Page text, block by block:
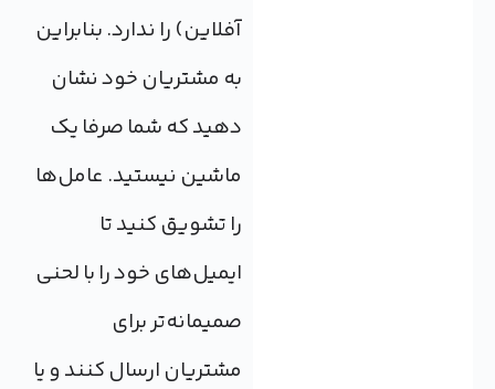
آفلاین) را ندارد. بنابراین
به مشتریان خود نشان
دهید که شما صرفا یک
ماشین نیستید. عامل‌ها
را تشویق کنید تا
ایمیل‌های خود را با لحنی
صمیمانه‌تر برای
مشتریان ارسال کنند و یا